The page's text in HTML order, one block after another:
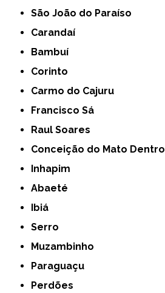
São João do Paraíso
Carandaí
Bambuí
Corinto
Carmo do Cajuru
Francisco Sá
Raul Soares
Conceição do Mato Dentro
Inhapim
Abaeté
Ibiá
Serro
Muzambinho
Paraguaçu
Perdões